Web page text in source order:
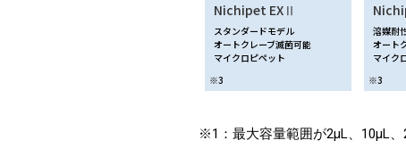
Nichipet EXⅡ
スタンダードモデル
オートクレーブ滅菌可能
マイクロピペット
※3
溶媒耐
オート
マイク
※3
※1：最大容量範囲が2μL、10μL、